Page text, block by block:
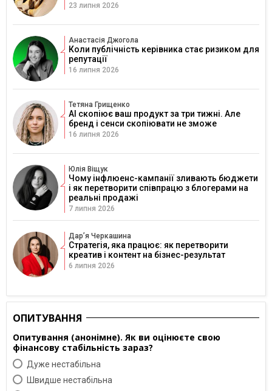
23 липня 2026
Анастасія Джогола
Коли публічність керівника стає ризиком для
репутації
16 липня 2026
Тетяна Грищенко
AI скопіює ваш продукт за три тижні. Але
бренд і сенси скопіювати не зможе
16 липня 2026
Юлія Віщук
Чому інфлюенс-кампанії зливають бюджети
і як перетворити співпрацю з блогерами на
реальні продажі
7 липня 2026
Дарʼя Черкашина
Стратегія, яка працює: як перетворити
креатив і контент на бізнес-результат
6 липня 2026
ОПИТУВАННЯ
Опитування (анонімне). Як ви оцінюєте свою
фінансову стабільність зараз?
Дуже нестабільна
Швидше нестабільна